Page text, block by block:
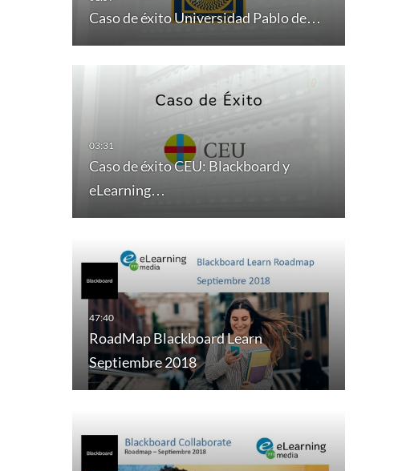
Caso de éxito Universidad Pablo de…
Caso de éxito CEU: Blackboard y
eLearning…
RoadMap Blackboard Learn
Septiembre 2018